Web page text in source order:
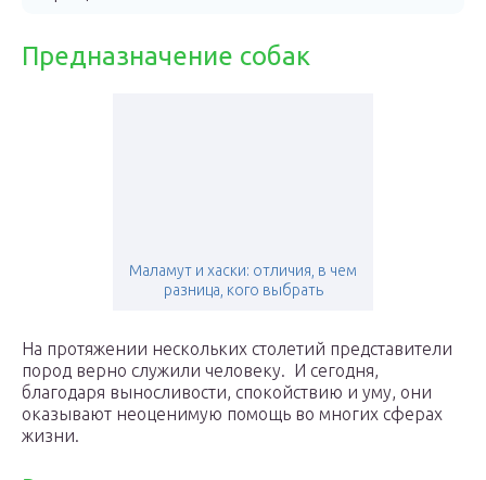
Предназначение собак
Маламут и хаски: отличия, в чем
разница, кого выбрать
На протяжении нескольких столетий представители
пород верно служили человеку. И сегодня,
благодаря выносливости, спокойствию и уму, они
оказывают неоценимую помощь во многих сферах
жизни.